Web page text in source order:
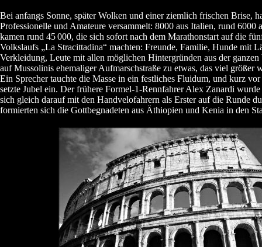
Bei anfangs Sonne, später Wolken und einer ziemlich frischen Brise,
Professionelle und Amateure versammelt: 8000 aus Italien, rund 6000
kamen rund 45000, die sich sofort nach dem Marathonstart auf die
Volkslaufs „La Stracittadina“ machten: Freunde, Familie, Hunde mit
Verkleidung, Leute mit allen möglichen Hintergründen aus der
auf Mussolinis ehemaliger Aufmarschstraße zu etwas, das viel größer
Ein Sprecher tauchte die Masse in ein festliches Fluidum, und kurz
setzte Jubel ein. Der frühere Formel-1-Rennfahrer Alex Zanardi
sich gleich darauf mit den Handvelofahrern als Erster auf die Runde
formierten sich die Gottbegnadeten aus Äthiopien und Kenia in den